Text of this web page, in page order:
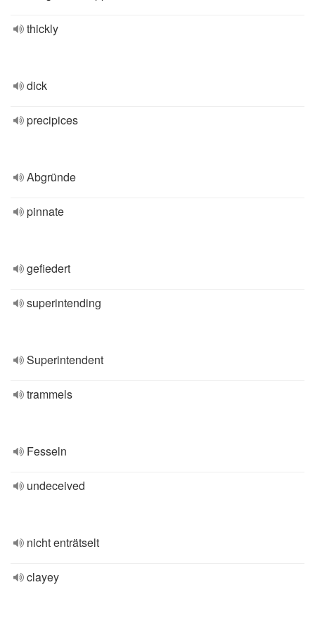
thickly
dick
precipices
Abgründe
pinnate
gefiedert
superintending
Superintendent
trammels
Fesseln
undeceived
nicht enträtselt
clayey